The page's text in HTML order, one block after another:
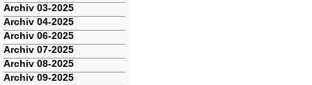
Archiv 03-2025
Archiv 04-2025
Archiv 06-2025
Archiv 07-2025
Archiv 08-2025
Archiv 09-2025